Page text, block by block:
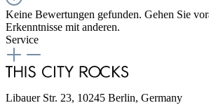
Keine Bewertungen gefunden. Gehen Sie
Erkenntnisse mit anderen.
Service
Libauer Str. 23, 10245 Berlin, Germany